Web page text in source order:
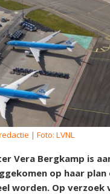
| Foto: LVNL
Vera Bergkamp is
op haar
worden. Op